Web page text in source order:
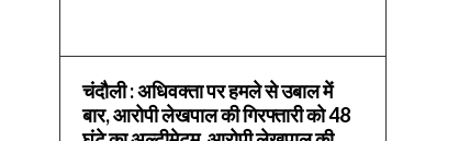
चंदौली : अधिवक्ता पर हमले से उबाल में
बार, आरोपी लेखपाल की गिरफ्तारी को 48